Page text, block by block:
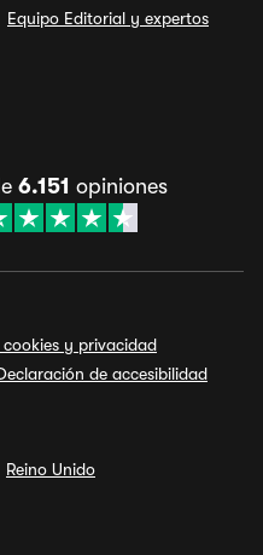
Equipo Editorial y expertos
6.151 opiniones
y privacidad
de accesibilidad
Reino Unido